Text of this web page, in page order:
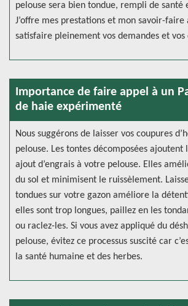
pelouse sera bien tondue, rempli de santé
J’offre mes prestations et mon savoir-faire
satisfaire pleinement vos demandes et vos
Importance de faire appel à un
de haie expérimenté
Nous suggérons de laisser vos coupures
pelouse. Les tontes décomposées ajoutent
ajout d’engrais à votre pelouse. Elles
du sol et minimisent le ruissèlement.
tondues sur votre gazon améliore la
elles sont trop longues, paillez en les
ou raclez-les. Si vous avez appliqué du
pelouse, évitez ce processus suscité car
la santé humaine et des herbes.